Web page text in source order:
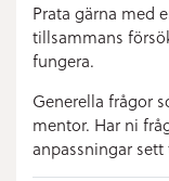
Prata gärna med
tillsammans
fungera.
Generella frågor
mentor. Har ni
anpassningar